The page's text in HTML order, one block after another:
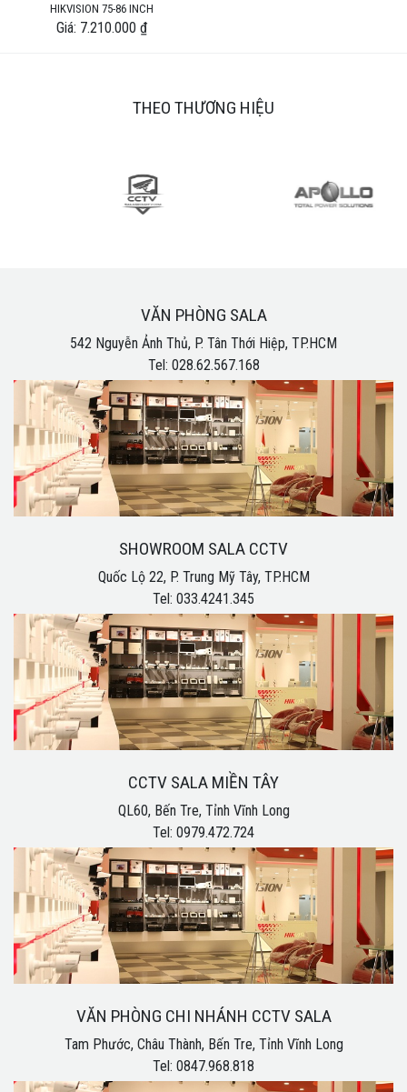
HIKVISION 75-86 INCH
Giá: 7.210.000 ₫
THEO THƯƠNG HIỆU
VĂN PHÒNG SALA
542 Nguyễn Ảnh Thủ, P. Tân Thới Hiệp, TP.HCM
Tel: 028.62.567.168
SHOWROOM SALA CCTV
Quốc Lộ 22, P. Trung Mỹ Tây, TP.HCM
Tel: 033.4241.345
CCTV SALA MIỀN TÂY
QL60, Bến Tre, Tỉnh Vĩnh Long
Tel: 0979.472.724
VĂN PHÒNG CHI NHÁNH CCTV SALA
Tam Phước, Châu Thành, Bến Tre, Tỉnh Vĩnh Long
Tel: 0847.968.818